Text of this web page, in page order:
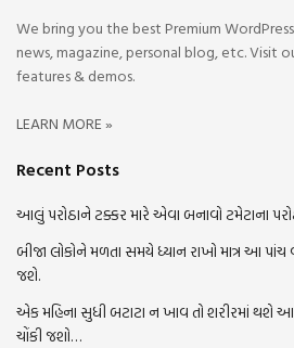
We bring you the best Premium
news, magazine, personal blog, etc. Visit
features & demos.
LEARN MORE »
Recent Posts
આલું પરોઠાને ટક્કર મારે એવા બનાવો ટમેટાના
બીજા લોકોને મળતા સમયે ધ્યાન રાખો માત્ર આ પાંચ
જશે.
એક મહિના સુધી બટાટા ન ખાવ તો શરીરમાં થશે
ચોંકી જશો…